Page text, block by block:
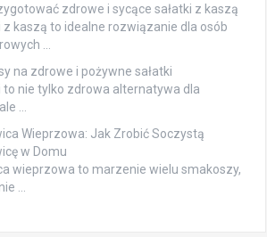
zdrowe i sycące sałatki z kaszą
z kaszą to idealne rozwiązanie dla osób
…
na zdrowe i pożywne sałatki
to nie tylko zdrowa alternatywa dla
…
Wieprzowa: Jak Zrobić Soczystą
w Domu
wieprzowa to marzenie wielu smakoszy,
…